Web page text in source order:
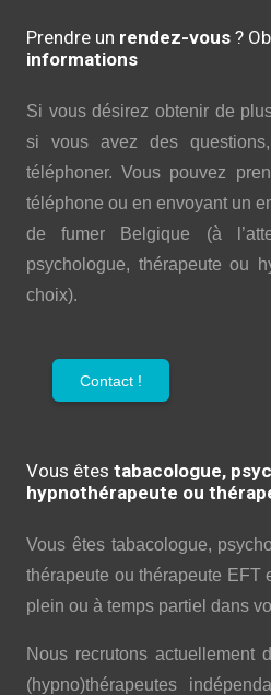
Prendre un rendez-vous ?
informations
Si vous désirez obtenir de
si vous avez des
téléphoner. Vous pouvez
téléphone ou en envoyant un
de fumer Belgique (à
psychologue, thérapeute ou
choix).
Contact !
Vous êtes tabacologue,
hypnothérapeute ou
Vous êtes tabacologue,
thérapeute ou thérapeute EFT
plein ou à temps partiel dans
Nous recrutons actuellement
(hypno)thérapeutes